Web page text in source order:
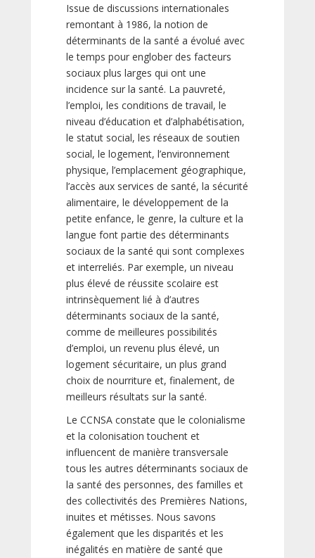
Issue de discussions internationales
remontant à 1986, la notion de
déterminants de la santé a évolué avec
le temps pour englober des facteurs
sociaux plus larges qui ont une
incidence sur la santé. La pauvreté,
l’emploi, les conditions de travail, le
niveau d’éducation et d’alphabétisation,
le statut social, les réseaux de soutien
social, le logement, l’environnement
physique, l’emplacement géographique,
l’accès aux services de santé, la sécurité
alimentaire, le développement de la
petite enfance, le genre, la culture et la
langue font partie des déterminants
sociaux de la santé qui sont complexes
et interreliés. Par exemple, un niveau
plus élevé de réussite scolaire est
intrinsèquement lié à d’autres
déterminants sociaux de la santé,
comme de meilleures possibilités
d’emploi, un revenu plus élevé, un
logement sécuritaire, un plus grand
choix de nourriture et, finalement, de
meilleurs résultats sur la santé.
Le CCNSA constate que le colonialisme
et la colonisation touchent et
influencent de manière transversale
tous les autres déterminants sociaux de
la santé des personnes, des familles et
des collectivités des Premières Nations,
inuites et métisses. Nous savons
également que les disparités et les
inégalités en matière de santé que